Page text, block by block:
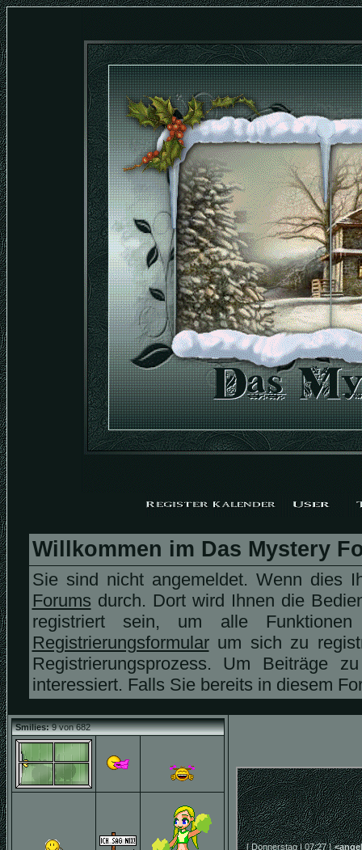
Willkommen im Das Mystery
Sie sind nicht angemeldet. Wenn
Forums durch. Dort wird Ihnen die
registriert sein, um alle
Registrierungsformularum sich zu
Registrierungsprozess. Um
interessiert. Falls Sie bereits in diesem
Smilies:9 von 682